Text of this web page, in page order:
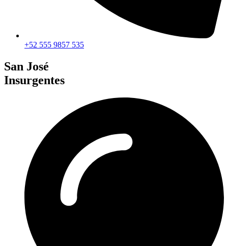
+52 555 9857 535
San José
Insurgentes